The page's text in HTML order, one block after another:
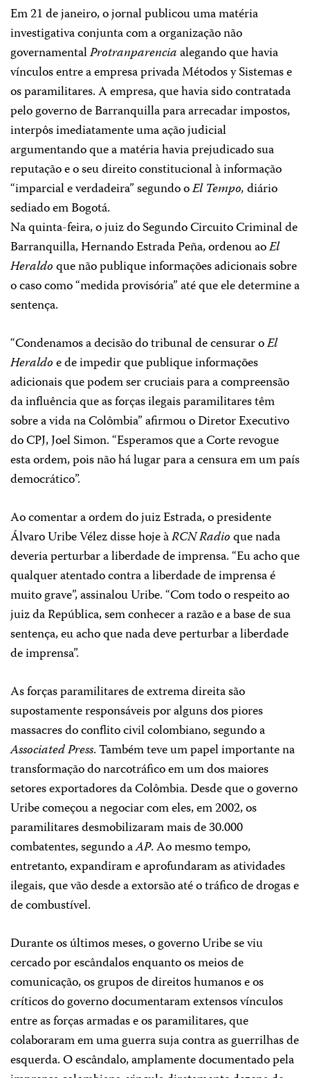
Em 21 de janeiro, o jornal publicou uma matéria
investigativa conjunta com a organização não
governamentalProtranparenciaalegando que havia
vínculos entre a empresa privada Métodos y Sistemas e
os paramilitares. A empresa, que havia sido contratada
pelo governo de Barranquilla para arrecadar impostos,
interpôs imediatamente uma ação judicial
argumentando que a matéria havia prejudicado sua
reputação e o seu direito constitucional à informação
“imparcial e verdadeira” segundo oEl Tempo,diário
sediado em Bogotá.
Na quinta-feira, o juiz do Segundo Circuito Criminal de
Barranquilla, Hernando Estrada Peña, ordenou aoEl
Heraldoque não publique informações adicionais sobre
o caso como “medida provisória” até que ele determine a
sentença.
“Condenamos a decisão do tribunal de censurar oEl
Heraldoe de impedir que publique informações
adicionais que podem ser cruciais para a compreensão
da influência que as forças ilegais paramilitares têm
sobre a vida na Colômbia” afirmou o Diretor Executivo
do CPJ, Joel Simon. “Esperamos que a Corte revogue
esta ordem, pois não há lugar para a censura em um país
democrático”.
Ao comentar a ordem do juiz Estrada, o presidente
Álvaro Uribe Vélez disse hoje àRCN Radioque nada
deveria perturbar a liberdade de imprensa. “Eu acho que
qualquer atentado contra a liberdade de imprensa é
muito grave”, assinalou Uribe. “Com todo o respeito ao
juiz da República, sem conhecer a razão e a base de sua
sentença, eu acho que nada deve perturbar a liberdade
de imprensa”.
As forças paramilitares de extrema direita são
supostamente responsáveis por alguns dos piores
massacres do conflito civil colombiano, segundo a
Associated Press. Também teve um papel importante na
transformação do narcotráfico em um dos maiores
setores exportadores da Colômbia. Desde que o governo
Uribe começou a negociar com eles, em 2002, os
paramilitares desmobilizaram mais de 30.000
combatentes, segundo aAP. Ao mesmo tempo,
entretanto, expandiram e aprofundaram as atividades
ilegais, que vão desde a extorsão até o tráfico de drogas e
de combustível.
Durante os últimos meses, o governo Uribe se viu
cercado por escândalos enquanto os meios de
comunicação, os grupos de direitos humanos e os
críticos do governo documentaram extensos vínculos
entre as forças armadas e os paramilitares, que
colaboraram em uma guerra suja contra as guerrilhas de
esquerda. O escândalo, amplamente documentado pela